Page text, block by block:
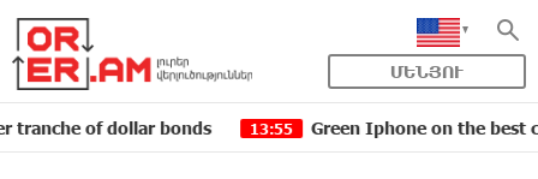
ՄԵՆՅՈՒ
dollar bonds 13:55 Green Iphone on the best credit